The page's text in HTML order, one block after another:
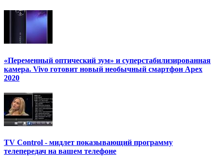
«Переменный оптический зум» и суперстабилизированная
камера. Vivo готовит новый необычный смартфон Apex
2020
TV Control - мидлет показывающий программу
телепередач на вашем телефоне